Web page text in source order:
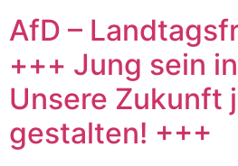
AfD –
+++ Jung sein
Unsere Zukunft
gestalten! +++